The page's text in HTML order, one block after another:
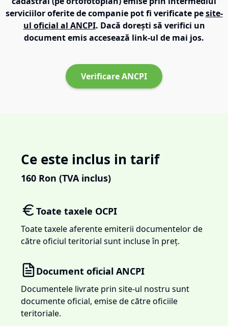
serviciilor oferite de companie pot fi verificate pe site-
ul oficial al ANCPI. Dacă dorești să verifici un
document emis accesează link-ul de mai jos.
Verificare ANCPI
Ce este inclus in tarif
160 Ron (TVA inclus)
Toate taxele OCPI
Toate taxele aferente emiterii documentelor de
către oficiul teritorial sunt incluse în preț.
Document oficial ANCPI
Documentele livrate prin site-ul nostru sunt
documente oficial, emise de către oficiile
teritoriale.